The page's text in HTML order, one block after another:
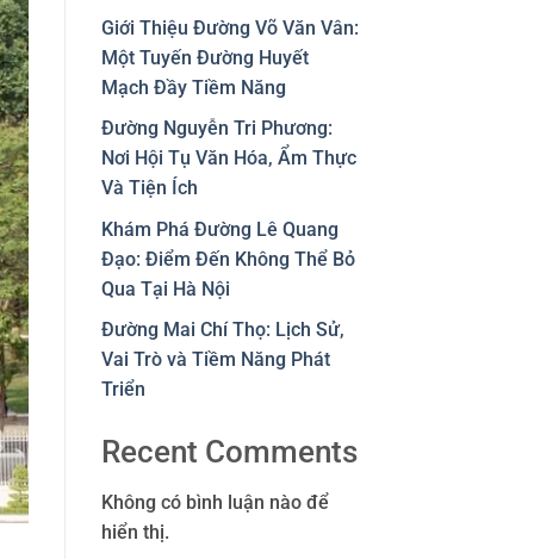
Giới Thiệu Đường Võ Văn Vân:
Một Tuyến Đường Huyết
Mạch Đầy Tiềm Năng
Đường Nguyễn Tri Phương:
Nơi Hội Tụ Văn Hóa, Ẩm Thực
Và Tiện Ích
Khám Phá Đường Lê Quang
Đạo: Điểm Đến Không Thể Bỏ
Qua Tại Hà Nội
Đường Mai Chí Thọ: Lịch Sử,
Vai Trò và Tiềm Năng Phát
Triển
Recent Comments
Không có bình luận nào để
hiển thị.